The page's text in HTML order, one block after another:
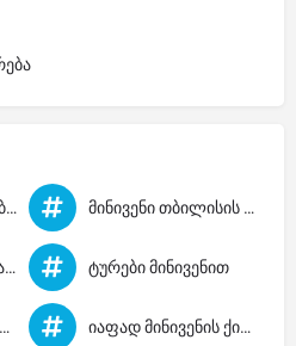
მინივენი თბილისი ბათუმი მინივენი თბილისის აეროპორტში
მინივენი ქუთაისის აეროპორტში ტურები მინივენით
თბილისი ბაკურიანი მინივენი იაფად მინივენის ქირაობა